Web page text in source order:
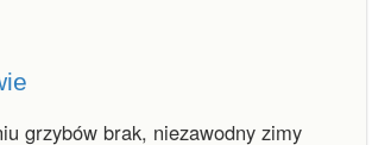
grzybów brak, niezawodny zimy